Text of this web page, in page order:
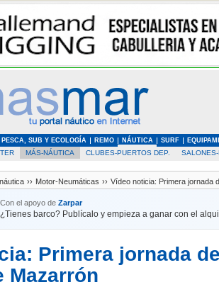
SUB Y ECOLOGÍA REMO NÁUTICA SURF
MÁS-NÁUTICA CLUBES-PUERTOS DEP.
›› Motor-Neumáticas ›› Vídeo noticia: Primera jornada
Con el apoyo de Zarpar
¿Tienes barco? Publícalo y empieza a ganar con el
Primera jornada
Mazarrón